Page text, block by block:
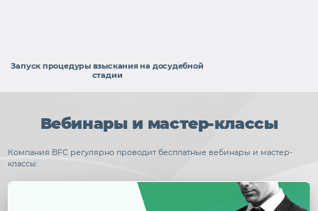
Запуск процедуры взыскания на досудебной
стадии
Вебинары и мастер-классы
Компания BFC регулярно проводит бесплатные вебинары и мастер-
классы: